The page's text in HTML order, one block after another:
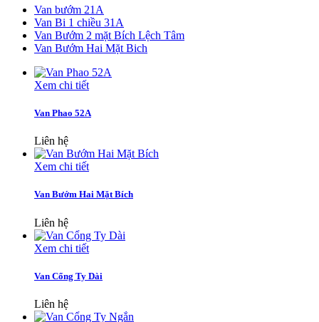
Van bướm 21A
Van Bi 1 chiều 31A
Van Bướm 2 mặt Bích Lệch Tâm
Van Bướm Hai Mặt Bich
Xem chi tiết
Van Phao 52A
Liên hệ
Xem chi tiết
Van Bướm Hai Mặt Bích
Liên hệ
Xem chi tiết
Van Cổng Ty Dài
Liên hệ